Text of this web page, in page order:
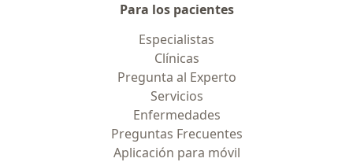
Para los pacientes
Especialistas
Clínicas
Pregunta al Experto
Servicios
Enfermedades
Preguntas Frecuentes
Aplicación para móvil